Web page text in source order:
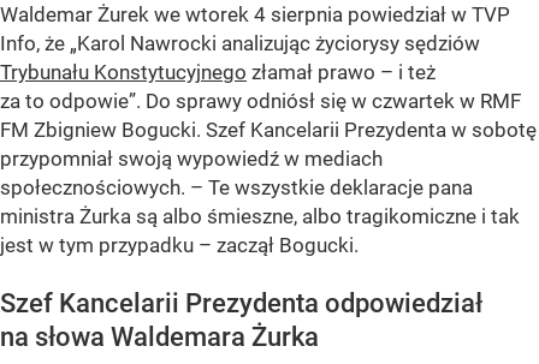
Waldemar Żurek we wtorek 4 sierpnia powiedział w TVP
Info, że „Karol Nawrocki analizując życiorysy sędziów
Trybunału Konstytucyjnego złamał prawo – i też
za to odpowie”. Do sprawy odniósł się w czwartek w RMF
FM Zbigniew Bogucki. Szef Kancelarii Prezydenta w sobotę
przypomniał swoją wypowiedź w mediach
społecznościowych. – Te wszystkie deklaracje pana
ministra Żurka są albo śmieszne, albo tragikomiczne i tak
jest w tym przypadku – zaczął Bogucki.
Szef Kancelarii Prezydenta odpowiedział
na słowa Waldemara Żurka